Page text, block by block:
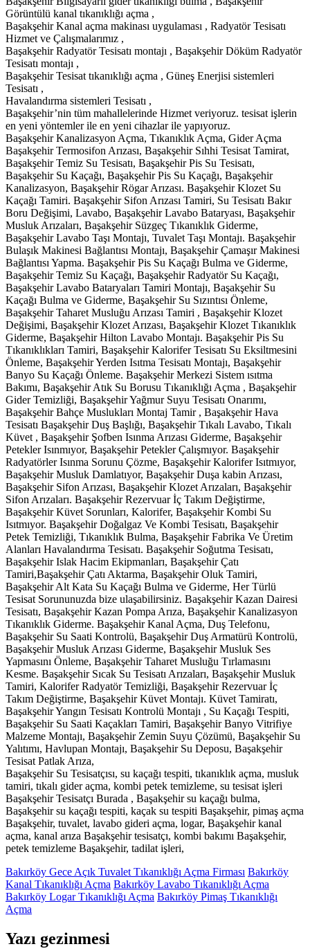
Görüntülü kanal tıkanıklığı açma ,
Başakşehir Kanal açma makinası uygulaması , Radyatör Tesisatı
Hizmet ve Çalışmalarımız ,
Başakşehir Radyatör Tesisatı montajı , Başakşehir Döküm Radyatör
Tesisatı montajı ,
Başakşehir Tesisat tıkanıklığı açma , Güneş Enerjisi sistemleri
Tesisatı ,
Havalandırma sistemleri Tesisatı ,
Başakşehir’nin tüm mahallelerinde Hizmet veriyoruz. tesisat işlerin
en yeni yöntemler ile en yeni cihazlar ile yapıyoruz.
Başakşehir Kanalizasyon Açma, Tıkanıklık Açma, Gider Açma
Başakşehir Termosifon Arızası, Başakşehir Sıhhi Tesisat Tamirat,
Başakşehir Temiz Su Tesisatı, Başakşehir Pis Su Tesisatı,
Başakşehir Su Kaçağı, Başakşehir Pis Su Kaçağı, Başakşehir
Kanalizasyon, Başakşehir Rögar Arızası. Başakşehir Klozet Su
Kaçağı Tamiri. Başakşehir Sifon Arızası Tamiri, Su Tesisatı Bakır
Boru Değişimi, Lavabo, Başakşehir Lavabo Bataryası, Başakşehir
Musluk Arızaları, Başakşehir Süzgeç Tıkanıklık Giderme,
Başakşehir Lavabo Taşı Montajı, Tuvalet Taşı Montajı. Başakşehir
Bulaşık Makinesi Bağlantısı Montajı, Başakşehir Çamaşır Makinesi
Bağlantısı Yapma. Başakşehir Pis Su Kaçağı Bulma ve Giderme,
Başakşehir Temiz Su Kaçağı, Başakşehir Radyatör Su Kaçağı,
Başakşehir Lavabo Bataryaları Tamiri Montajı, Başakşehir Su
Kaçağı Bulma ve Giderme, Başakşehir Su Sızıntısı Önleme,
Başakşehir Taharet Musluğu Arızası Tamiri , Başakşehir Klozet
Değişimi, Başakşehir Klozet Arızası, Başakşehir Klozet Tıkanıklık
Giderme, Başakşehir Hilton Lavabo Montajı. Başakşehir Pis Su
Tıkanıklıkları Tamiri, Başakşehir Kalorifer Tesisatı Su Eksiltmesini
Önleme, Başakşehir Yerden Isıtma Tesisatı Montajı, Başakşehir
Banyo Su Kaçağı Önleme. Başakşehir Merkezi Sistem ısıtma
Bakımı, Başakşehir Atık Su Borusu Tıkanıklığı Açma , Başakşehir
Gider Temizliği, Başakşehir Yağmur Suyu Tesisatı Onarımı,
Başakşehir Bahçe Muslukları Montaj Tamir , Başakşehir Hava
Tesisatı Başakşehir Duş Başlığı, Başakşehir Tıkalı Lavabo, Tıkalı
Küvet , Başakşehir Şofben Isınma Arızası Giderme, Başakşehir
Petekler Isınmıyor, Başakşehir Petekler Çalışmıyor. Başakşehir
Radyatörler Isınma Sorunu Çözme, Başakşehir Kalorifer Isıtmıyor,
Başakşehir Musluk Damlatıyor, Başakşehir Duşa kabin Arızası,
Başakşehir Sifon Arızası, Başakşehir Klozet Arızaları, Başakşehir
Sifon Arızaları. Başakşehir Rezervuar İç Takım Değiştirme,
Başakşehir Küvet Sorunları, Kalorifer, Başakşehir Kombi Su
Isıtmıyor. Başakşehir Doğalgaz Ve Kombi Tesisatı, Başakşehir
Petek Temizliği, Tıkanıklık Bulma, Başakşehir Fabrika Ve Üretim
Alanları Havalandırma Tesisatı. Başakşehir Soğutma Tesisatı,
Başakşehir Islak Hacim Ekipmanları, Başakşehir Çatı
Tamiri,Başakşehir Çatı Aktarma, Başakşehir Oluk Tamiri,
Başakşehir Alt Kata Su Kaçağı Bulma ve Giderme, Her Türlü
Tesisat Sorununuzda bize ulaşabilirsiniz. Başakşehir Kazan Dairesi
Tesisatı, Başakşehir Kazan Pompa Arıza, Başakşehir Kanalizasyon
Tıkanıklık Giderme. Başakşehir Kanal Açma, Duş Telefonu,
Başakşehir Su Saati Kontrolü, Başakşehir Duş Armatürü Kontrolü,
Başakşehir Musluk Arızası Giderme, Başakşehir Musluk Ses
Yapmasını Önleme, Başakşehir Taharet Musluğu Tırlamasını
Kesme. Başakşehir Sıcak Su Tesisatı Arızaları, Başakşehir Musluk
Tamiri, Kalorifer Radyatör Temizliği, Başakşehir Rezervuar İç
Takım Değiştirme, Başakşehir Küvet Montajı. Küvet Tamiratı,
Başakşehir Yangın Tesisatı Kontrolü Montajı , Su Kaçağı Tespiti,
Başakşehir Su Saati Kaçakları Tamiri, Başakşehir Banyo Vitrifiye
Malzeme Montajı, Başakşehir Zemin Suyu Çözümü, Başakşehir Su
Yalıtımı, Havlupan Montajı, Başakşehir Su Deposu, Başakşehir
Tesisat Patlak Arıza,
Başakşehir Su Tesisatçısı, su kaçağı tespiti, tıkanıklık açma, musluk
tamiri, tıkalı gider açma, kombi petek temizleme, su tesisat işleri
Başakşehir Tesisatçı Burada , Başakşehir su kaçağı bulma,
Başakşehir su kaçağı tespiti, kaçak su tespiti Başakşehir, pimaş açma
Başakşehir, tuvalet, lavabo gideri açma, logar, Başakşehir kanal
açma, kanal arıza Başakşehir tesisatçı, kombi bakımı Başakşehir,
petek temizleme Başakşehir, tadilat işleri,
Bakırköy Gece Açık Tuvalet Tıkanıklığı Açma Firması Bakırköy
Kanal Tıkanıklığı Açma Bakırköy Lavabo Tıkanıklığı Açma
Bakırköy Logar Tıkanıklığı Açma Bakırköy Pimaş Tıkanıklığı
Açma
Yazı gezinmesi